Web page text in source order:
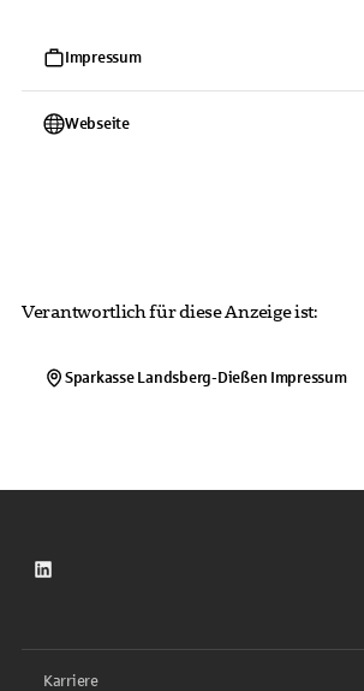
Impressum
Webseite
Verantwortlich für diese Anzeige ist:
Sparkasse Landsberg-Dießen Impressum
LinkedIn
Karriere